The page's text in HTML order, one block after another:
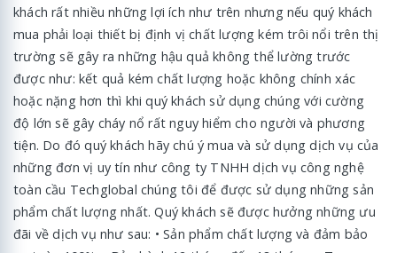
khách rất nhiều những lợi ích như trên nhưng nếu quý khách
mua phải loại thiết bị định vị chất lượng kém trôi nổi trên thị
trường sẽ gây ra những hậu quả không thể lường trước
được như: kết quả kém chất lượng hoặc không chính xác
hoặc nặng hơn thì khi quý khách sử dụng chúng với cường
độ lớn sẽ gây cháy nổ rất nguy hiểm cho người và phương
tiện. Do đó quý khách hãy chú ý mua và sử dụng dịch vụ của
những đơn vị uy tín như công ty TNHH dịch vụ công nghệ
toàn cầu Techglobal chúng tôi để được sử dụng những sản
phẩm chất lượng nhất. Quý khách sẽ được hưởng những ưu
đãi về dịch vụ như sau: • Sản phẩm chất lượng và đảm bảo